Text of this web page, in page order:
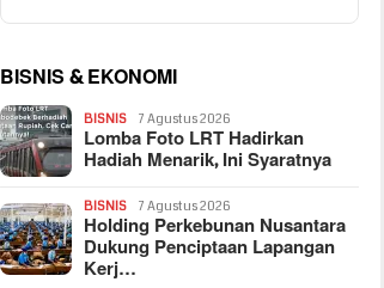
BISNIS & EKONOMI
BISNIS 7 Agustus 2026
Lomba Foto LRT Hadirkan
Hadiah Menarik, Ini Syaratnya
BISNIS 7 Agustus 2026
Holding Perkebunan Nusantara
Dukung Penciptaan Lapangan
Kerj…